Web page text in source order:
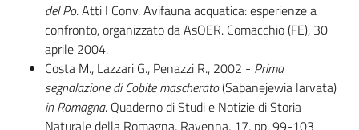
del Po. Atti I Conv. Avifauna acquatica: esperienze a
confronto, organizzato da AsOER. Comacchio (FE), 30
aprile 2004.
Costa M., Lazzari G., Penazzi R., 2002 - Prima
segnalazione di Cobite mascherato(Sabanejewia larvata)
in Romagna. Quaderno di Studi e Notizie di Storia
Naturale della Romagna, Ravenna, 17, pp. 99-103